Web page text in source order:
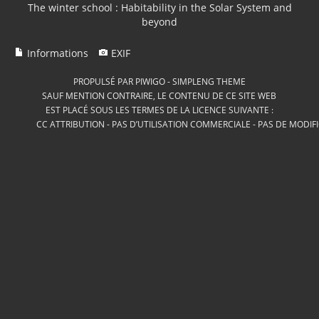
The winter school : Habitability in the Solar System and
beyond
Informations EXIF
PROPULSÉ PAR PIWIGO-SIMPLENG THEME
SAUF MENTION CONTRAIRE, LE CONTENU DE CE SITE WEB
EST PLACÉ SOUS LES TERMES DE LA LICENCE SUIVANTE :
CC ATTRIBUTION - PAS D’UTILISATION COMMERCIALE - PAS DE